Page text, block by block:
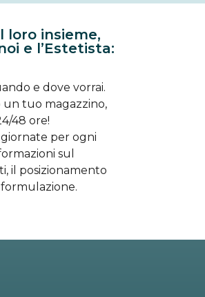
insieme,
e l’Estetista:
e dove vorrai.
un tuo magazzino,
48 ore!
per ogni
sul
il posizionamento